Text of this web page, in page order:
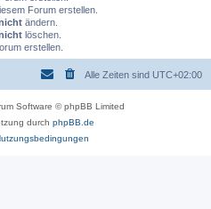
Forum erstellen.
ändern.
löschen.
erstellen.
Alle Zeiten sind UTC+02:00
Software © phpBB Limited
durch phpBB.de